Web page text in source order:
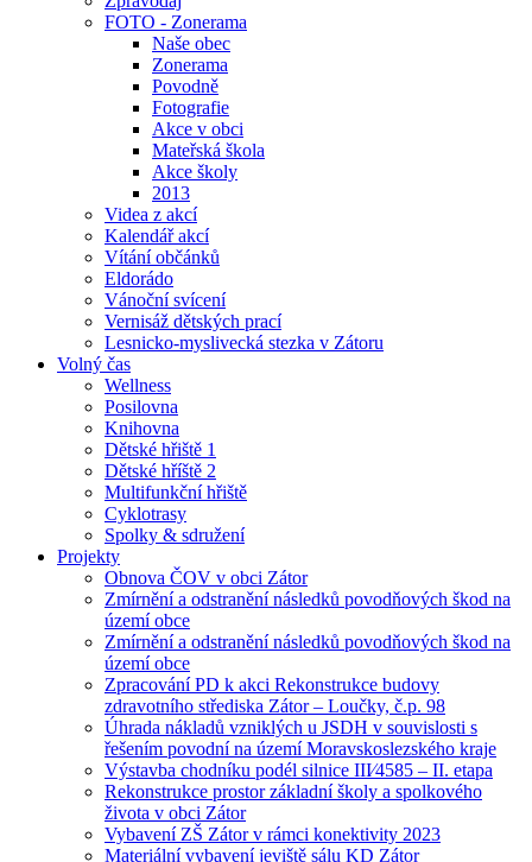
FOTO - Zonerama
Naše obec
Zonerama
Povodně
Fotografie
Akce v obci
Mateřská škola
Akce školy
2013
Videa z akcí
Kalendář akcí
Vítání občánků
Eldorádo
Vánoční svícení
Vernisáž dětských prací
Lesnicko-myslivecká stezka v Zátoru
Volný čas
Wellness
Posilovna
Knihovna
Dětské hřiště 1
Dětské hříště 2
Multifunkční hřiště
Cyklotrasy
Spolky & sdružení
Projekty
Obnova ČOV v obci Zátor
Zmírnění a odstranění následků povodňových škod na
území obce
Zmírnění a odstranění následků povodňových škod na
území obce
Zpracování PD k akci Rekonstrukce budovy
zdravotního střediska Zátor – Loučky, č.p. 98
Úhrada nákladů vzniklých u JSDH v souvislosti s
řešením povodní na území Moravskoslezského kraje
Výstavba chodníku podél silnice III⁄4585 – II. etapa
Rekonstrukce prostor základní školy a spolkového
života v obci Zátor
Vybavení ZŠ Zátor v rámci konektivity 2023
Materiální vybavení jeviště sálu KD Zátor